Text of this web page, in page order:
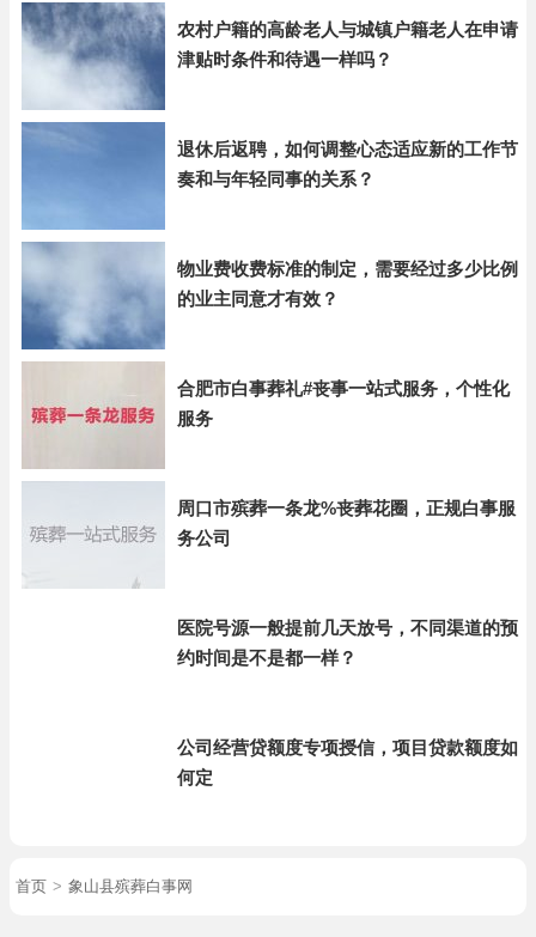
农村户籍的高龄老人与城镇户籍老人在申请
津贴时条件和待遇一样吗？
退休后返聘，如何调整心态适应新的工作节
奏和与年轻同事的关系？
物业费收费标准的制定，需要经过多少比例
的业主同意才有效？
合肥市白事葬礼#丧事一站式服务，个性化
服务
周口市殡葬一条龙%丧葬花圈，正规白事服
务公司
医院号源一般提前几天放号，不同渠道的预
约时间是不是都一样？
公司经营贷额度专项授信，项目贷款额度如
何定
首页 > 象山县殡葬白事网